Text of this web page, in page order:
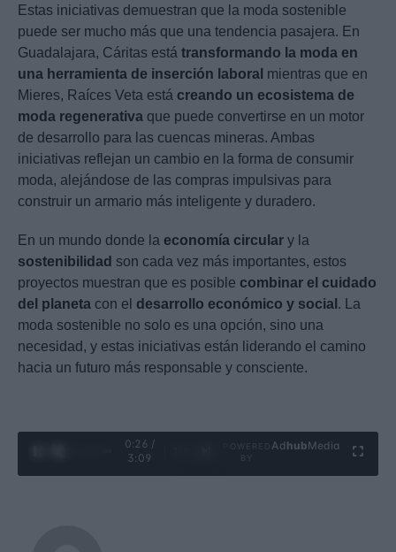
Estas iniciativas demuestran que la moda sostenible
puede ser mucho más que una tendencia pasajera. En
Guadalajara, Cáritas está transformando la moda en
una herramienta de inserción laboral mientras que en
Mieres, Raíces Veta está creando un ecosistema de
moda regenerativa que puede convertirse en un motor
de desarrollo para las cuencas mineras. Ambas
iniciativas reflejan un cambio en la forma de consumir
moda, alejándose de las compras impulsivas para
construir un armario más inteligente y duradero.
En un mundo donde la economía circular y la
sostenibilidad son cada vez más importantes, estos
proyectos muestran que es posible combinar el cuidado
del planeta con el desarrollo económico y social . La
moda sostenible no solo es una opción, sino una
necesidad, y estas iniciativas están liderando el camino
hacia un futuro más responsable y consciente.
0:28 /
3:09
Ad hubMedia